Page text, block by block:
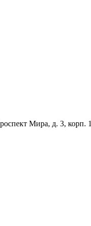
Мира, д. 3, корп. 1